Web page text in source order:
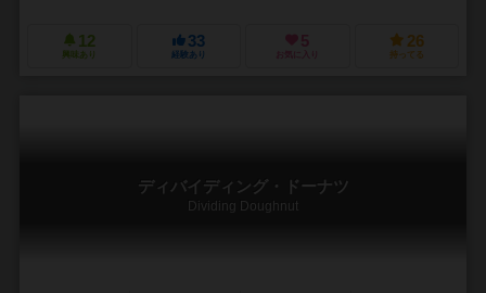
12
興味あり
33
経験あり
5
お気に入り
26
持ってる
ディバイディング・ドーナツ
Dividing Doughnut